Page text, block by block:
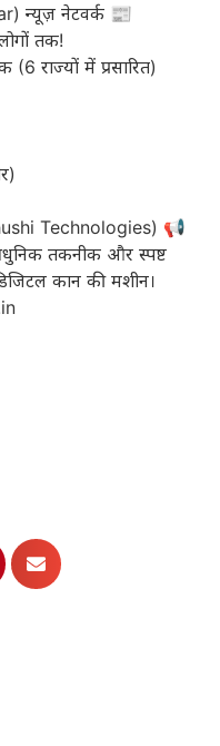
न्यूज़ नेटवर्क 📰
तक!
राज्यों में प्रसारित)
Technologies) 📢
तकनीक और स्पष्ट
कान की मशीन।